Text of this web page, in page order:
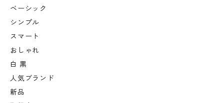
ベーシック
シンプル
スマート
おしゃれ
白 黒
人気ブランド
新品